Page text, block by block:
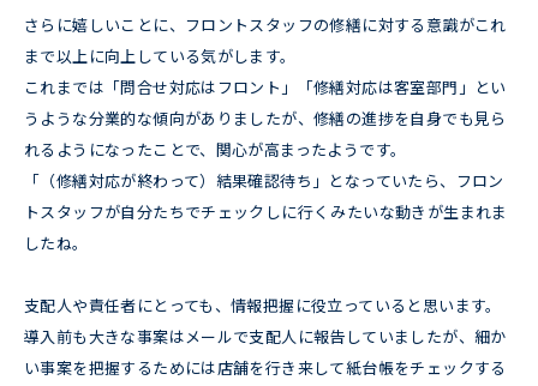
さらに嬉しいことに、フロントスタッフの修繕に対する意識がこれ
まで以上に向上している気がします。
これまでは「問合せ対応はフロント」「修繕対応は客室部門」とい
うような分業的な傾向がありましたが、修繕の進捗を自身でも見ら
れるようになったことで、関心が高まったようです。
「（修繕対応が終わって）結果確認待ち」となっていたら、フロン
トスタッフが自分たちでチェックしに行くみたいな動きが生まれま
したね。
支配人や責任者にとっても、情報把握に役立っていると思います。
導入前も大きな事案はメールで支配人に報告していましたが、細か
い事案を把握するためには店舗を行き来して紙台帳をチェックする